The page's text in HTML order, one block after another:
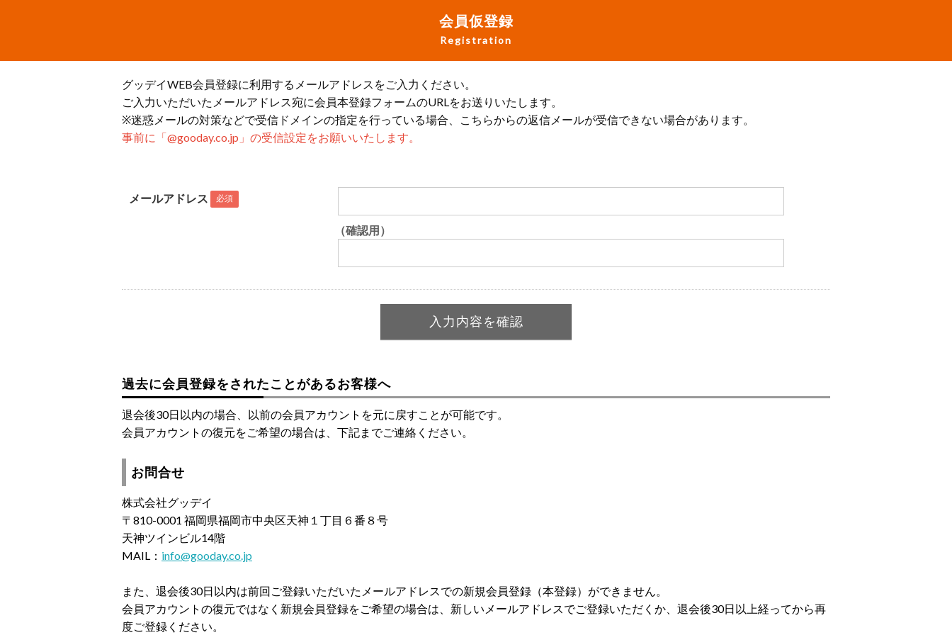
会員仮登録
Registration
グッデイWEB会員登録に利用するメールアドレスをご入力ください。
ご入力いただいたメールアドレス宛に会員本登録フォームのURLをお送りいたします。
※迷惑メールの対策などで受信ドメインの指定を行っている場合、こちらからの返信メールが受信できない場合があります。
事前に「@gooday.co.jp」の受信設定をお願いいたします。
メールアドレス 必須
（確認用）
過去に会員登録をされたことがあるお客様へ
退会後30日以内の場合、以前の会員アカウントを元に戻すことが可能です。
会員アカウントの復元をご希望の場合は、下記までご連絡ください。
お問合せ
株式会社グッデイ
〒810-0001 福岡県福岡市中央区天神１丁目６番８号
天神ツインビル14階
MAIL： info@gooday.co.jp
また、退会後30日以内は前回ご登録いただいたメールアドレスでの新規会員登録（本登録）ができません。
会員アカウントの復元ではなく新規会員登録をご希望の場合は、新しいメールアドレスでご登録いただくか、退会後30日以上経ってから再
度ご登録ください。